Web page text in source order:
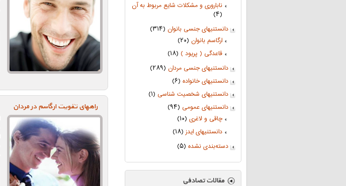
ناباروری و مشکلات شایع مربوط به آن
(۴)
دانستنیهای جنسی بانوان (۳۱۴)
ارگاسم بانوان (۲۰)
قاعدگی ( پریود ) (۱۸)
دانستنیهای جنسی مردان (۲۸۹)
دانستنیهای خانواده (۶)
دانستنیهای شخصیت شناسی (۱)
دانستنیهای عمومی (۹۴)
چاقی و لاغری (۱۰)
دانستنیهای ایدز(۱۸)
دسته‌بندی نشده (۵)
راههای تقویت ارگاسم در مردان